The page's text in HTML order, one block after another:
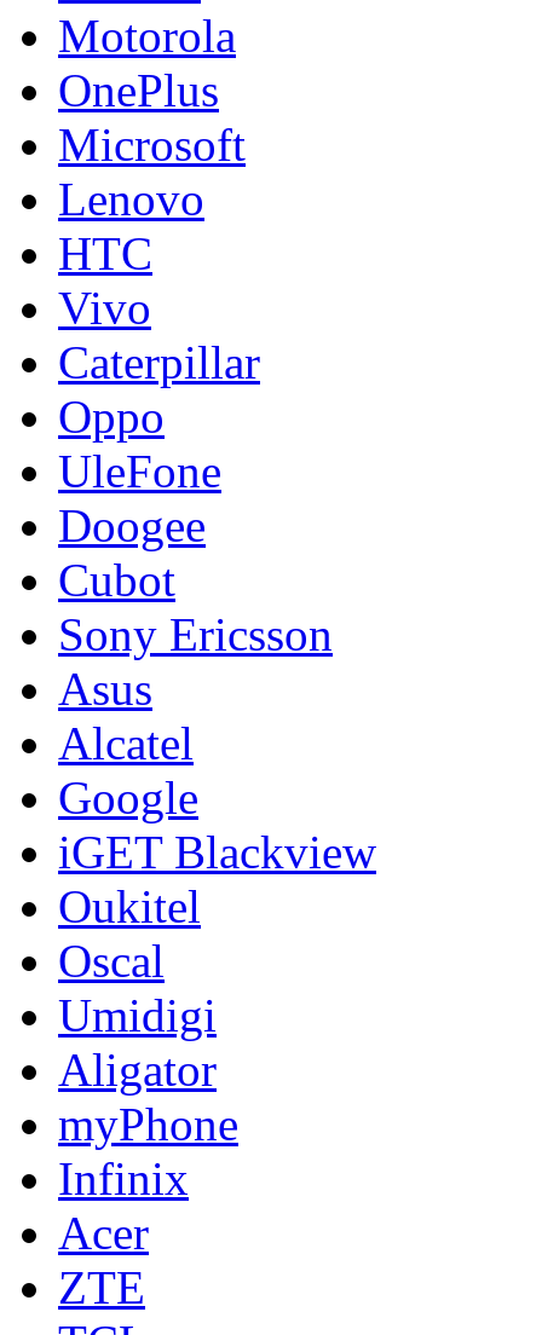
Motorola
OnePlus
Microsoft
Lenovo
HTC
Vivo
Caterpillar
Oppo
UleFone
Doogee
Cubot
Sony Ericsson
Asus
Alcatel
Google
iGET Blackview
Oukitel
Oscal
Umidigi
Aligator
myPhone
Infinix
Acer
ZTE